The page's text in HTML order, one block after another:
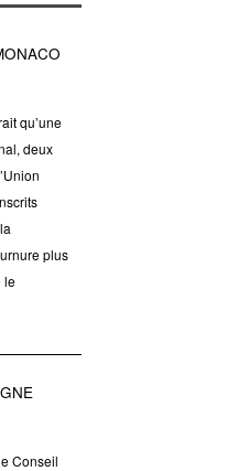
qu’une
deux
plus
le
Conseil